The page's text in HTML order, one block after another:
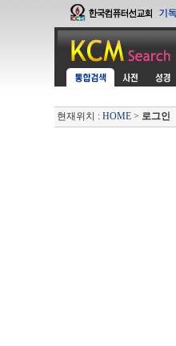
현재위치 : HOME> 로그인